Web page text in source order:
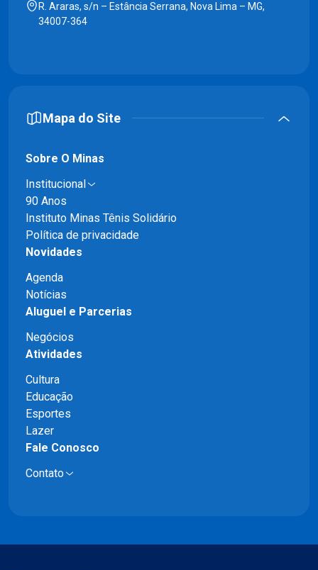
R. Araras, s/n – Estância Serrana, Nova Lima – MG,
34007-364
Mapa do Site
Sobre O Minas
Institucional
90 Anos
Instituto Minas Tênis Solidário
Política de privacidade
Novidades
Agenda
Notícias
Aluguel e Parcerias
Negócios
Atividades
Cultura
Educação
Esportes
Lazer
Fale Conosco
Contato